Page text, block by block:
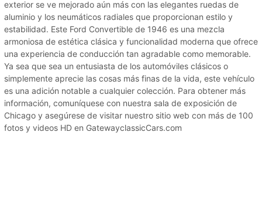
exterior se ve mejorado aún más con las elegantes ruedas de
aluminio y los neumáticos radiales que proporcionan estilo y
estabilidad. Este Ford Convertible de 1946 es una mezcla
armoniosa de estética clásica y funcionalidad moderna que ofrece
una experiencia de conducción tan agradable como memorable.
Ya sea que sea un entusiasta de los automóviles clásicos o
simplemente aprecie las cosas más finas de la vida, este vehículo
es una adición notable a cualquier colección. Para obtener más
información, comuníquese con nuestra sala de exposición de
Chicago y asegúrese de visitar nuestro sitio web con más de 100
fotos y videos HD en GatewayclassicCars.com